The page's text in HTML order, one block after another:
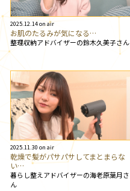
2025.12.14 on air
お肌のたるみが気になる…
整理収納アドバイザーの鈴木久美子さん
2025.11.30 on air
乾燥で髪がパサパサしてまとまらな
い…
暮らし整えアドバイザーの海老原葉月さ
ん